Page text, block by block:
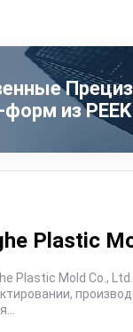
из PEEK
Plastic
для...